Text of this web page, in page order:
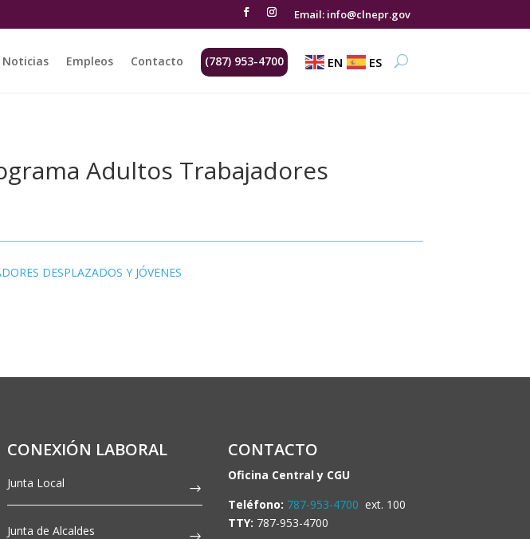
Email: info@clnepr.gov
Noticias Empleos Contacto (787) 953-4700 EN ES
Adultos Trabajadores
DESPLAZADOS Y JÓVENES
CONEXIÓN LABORAL
Junta Local
Junta de Alcaldes
CONTACTO
Oficina Central y CGU
Teléfono: 787-953-4700 ext. 100
TTY: 787-953-4700